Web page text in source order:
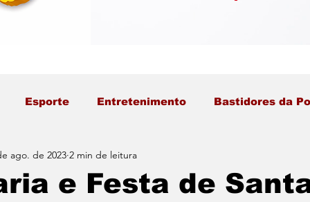
Esporte Entretenimento Bastidores da
e Festa de
ago. de 2023 2 min de leitura